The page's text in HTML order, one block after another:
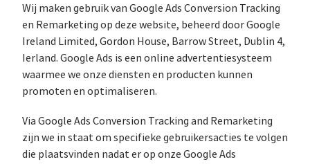
Wij maken gebruik van Google Ads Conversion Tracking
en Remarketing op deze website, beheerd door Google
Ireland Limited, Gordon House, Barrow Street, Dublin 4,
Ierland. Google Ads is een online advertentiesysteem
waarmee we onze diensten en producten kunnen
promoten en optimaliseren.
Via Google Ads Conversion Tracking and Remarketing
zijn we in staat om specifieke gebruikersacties te volgen
die plaatsvinden nadat er op onze Google Ads